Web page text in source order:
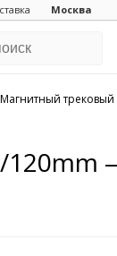
Москва
Магнитный трековый
120mm